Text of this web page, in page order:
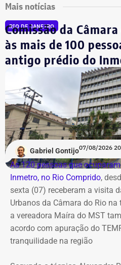
Mais notícias
RIO DE JANEIRO
Comissão da
às mais de 100
antigo prédio do
Gabriel Gontijo07/08/2026
As 120 pessoas que
Inmetro, no Rio Comprido,
sexta (07) receberam a visita
Urbanos da Câmara do Rio
a vereadora Maíra do MST
acordo com apuração do
tranquilidade na região